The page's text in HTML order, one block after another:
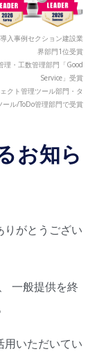
入事例セクション建設業
界部門1位受賞
理・工数管理部門「Good
Service」受賞
クト管理ツール部門・タ
ール/ToDo管理部門で受賞
お知ら
りがとうござい
一般提供を終
用いただいてい